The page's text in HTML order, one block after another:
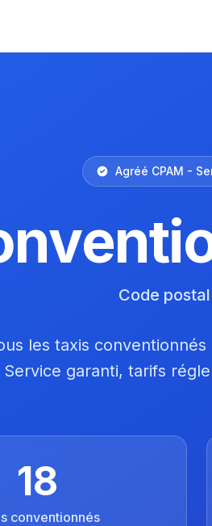
Agréé CPAM -
Code
les taxis
garanti, tarifs
18
conventionnés